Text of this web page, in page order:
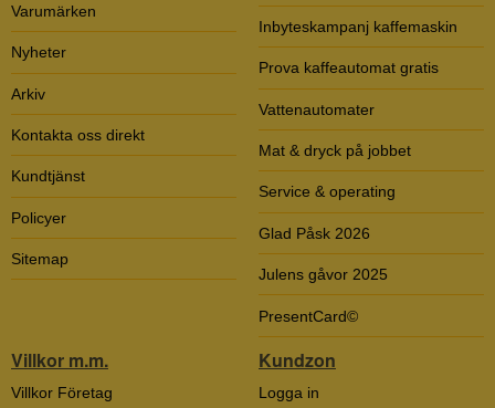
Varumärken
Nyheter
Arkiv
Kontakta oss direkt
Kundtjänst
Policyer
Sitemap
Inbyteskampanj kaffemaskin
Prova kaffeautomat gratis
Vattenautomater
Mat & dryck på jobbet
Service & operating
Glad Påsk 2026
Julens gåvor 2025
PresentCard©
Villkor m.m.
Villkor Företag
Kundzon
Logga in